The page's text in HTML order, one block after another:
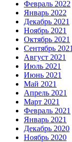
Февраль 2022
Январь 2022
Декабрь 2021
Ноябрь 2021
Октябрь 2021
Сентябрь 2021
Август 2021
Июль 2021
Июнь 2021
Май 2021
Апрель 2021
Март 2021
Февраль 2021
Январь 2021
Декабрь 2020
Ноябрь 2020